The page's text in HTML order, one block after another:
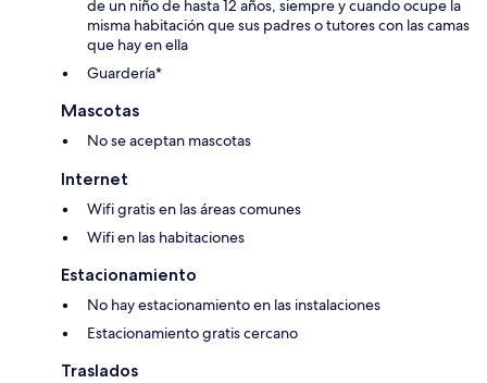
de un niño de hasta 12 años, siempre y cuando ocupe la
misma habitación que sus padres o tutores con las camas
que hay en ella
Guardería*
Mascotas
No se aceptan mascotas
Internet
Wifi gratis en las áreas comunes
Wifi en las habitaciones
Estacionamiento
No hay estacionamiento en las instalaciones
Estacionamiento gratis cercano
Traslados